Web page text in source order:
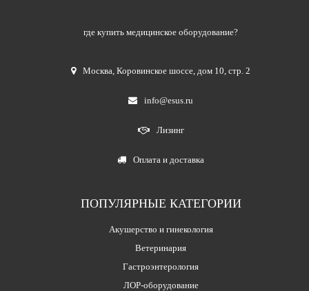
где купить медицинское оборудование?
Москва,Коровинское шоссе, дом 10, стр. 2
info@esus.ru
Лизинг
Оплата и доставка
ПОПУЛЯРНЫЕ КАТЕГОРИИ
Акушерство и гинекология
Ветеринария
Гастроэнтерология
ЛОР-оборудование